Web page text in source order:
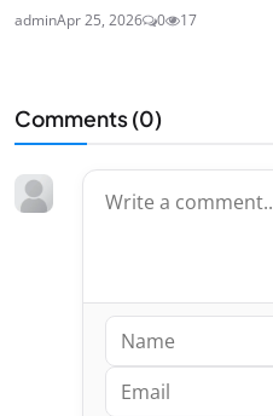
adminApr 25, 2026 0 17
Comments (0)